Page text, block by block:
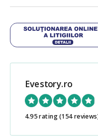
Evestory.ro
4.95 rating(154